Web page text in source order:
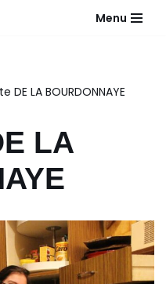
Menu
LA BOURDONNAYE
LA